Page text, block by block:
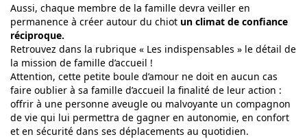
Aussi, chaque membre de la famille devra veiller en
permanence à créer autour du chiot un climat de confiance
réciproque.
Retrouvez dans la rubrique « Les indispensables » le détail de
la mission de famille d’accueil !
Attention, cette petite boule d’amour ne doit en aucun cas
faire oublier à sa famille d’accueil la finalité de leur action :
offrir à une personne aveugle ou malvoyante un compagnon
de vie qui lui permettra de gagner en autonomie, en confort
et en sécurité dans ses déplacements au quotidien.